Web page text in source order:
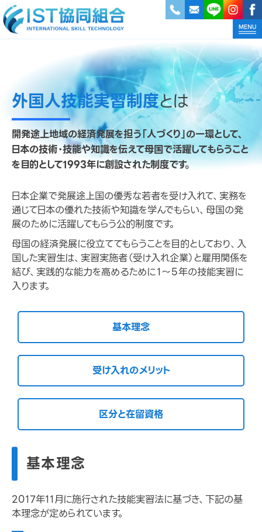
外国人技能実習制度とは
開発途上地域の経済発展を担う「人づくり」の一環として、
日本の技術・技能や知識を伝えて母国で活躍してもらうこと
を目的として1993年に創設された制度です。
日本企業で発展途上国の優秀な若者を受け入れて、実務を
通じて日本の優れた技術や知識を学んでもらい、母国の発
展のために活躍してもらう公的制度です。
母国の経済発展に役立ててもらうことを目的としており、入
国した実習生は、実習実施者（受け入れ企業）と雇用関係を
結び、実践的な能力を高めるために１～５年の技能実習に
入ります。
基本理念
受け入れのメリット
区分と在留資格
基本理念
2017年11月に施行された技能実習法に基づき、下記の基
本理念が定められています。